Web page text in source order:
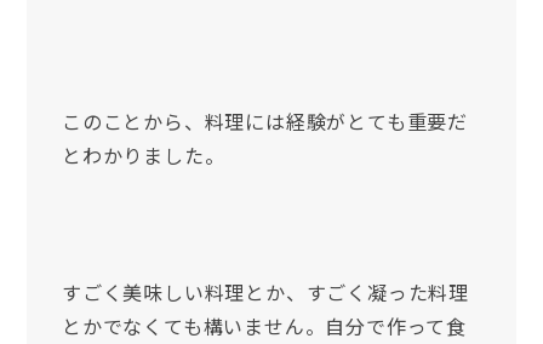
このことから、料理には経験がとても重要だ
とわかりました。
すごく美味しい料理とか、すごく凝った料理
とかでなくても構いません。自分で作って食